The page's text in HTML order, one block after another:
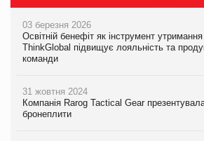
03 березня 2026
Освітній бенефіт як інструмент
ThinkGlobal підвищує лояльність та
команди
31 жовтня 2024
Компанія Rarog Tactical Gear презентувала
бронеплити